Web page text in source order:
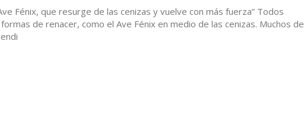
Fénix, que resurge de las cenizas y vuelve con más fuerza” Todos
de renacer, como el Ave Fénix en medio de las cenizas. Muchos de